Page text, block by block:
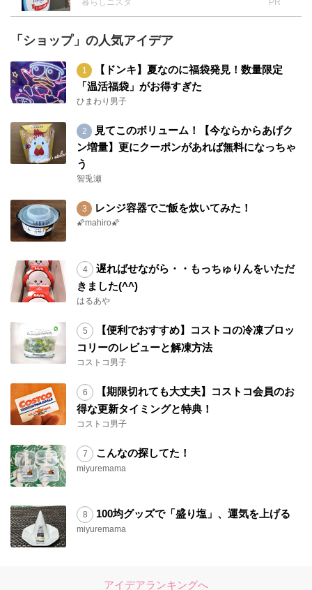
暮らしニスタ PR
「ショップ」の人気アイデア
【ドンキ】夏なのに福袋発見！数量限定
「温活福袋」がお得すぎた
ひまわり男子
見てこのボリューム！【今ならからあげク
ン増量】更にクーポンがあれば無料になっちゃ
う
智兎瀬
レンジ容器でご飯を炊いてみた！
🌠mahiro🌠
遅ればせながら・・もっちゅりんをいただ
きました(^^)
はるあや
【便利でおすすめ】コストコの冷凍ブロッ
コリーのレビューと解凍方法
コストコ男子
【期限切れても大丈夫】コストコ会員のお
得な更新タイミングと特典！
コストコ男子
こんなの探してた！
miyuremama
100均グッズで「盛り塩」、運気を上げる
miyuremama
アイデアランキングへ